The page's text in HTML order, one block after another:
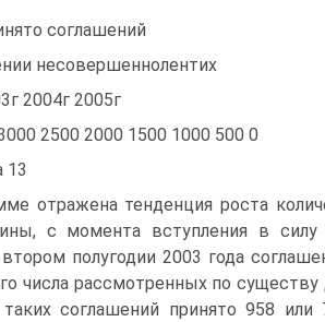
соглашений
несовершеннолентих
2004г 2005г
2500 2000 1500 1000 500 0
13
отражена тенденция роста
с момента вступления в силу
полугодии 2003 года
числа рассмотренных по
соглашений принято 958